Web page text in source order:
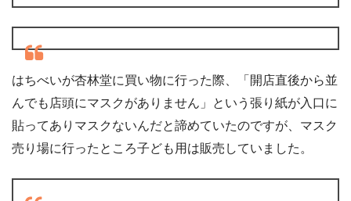
はちべいが杏林堂に買い物に行った際、「開店直後から並
んでも店頭にマスクがありません」という張り紙が入口に
貼ってありマスクないんだと諦めていたのですが、マスク
売り場に行ったところ子ども用は販売していました。